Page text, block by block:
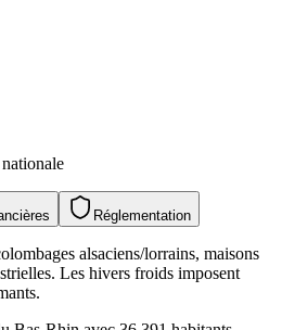
Réglementation
alsaciens/lorrains, maisons
Les hivers froids imposent